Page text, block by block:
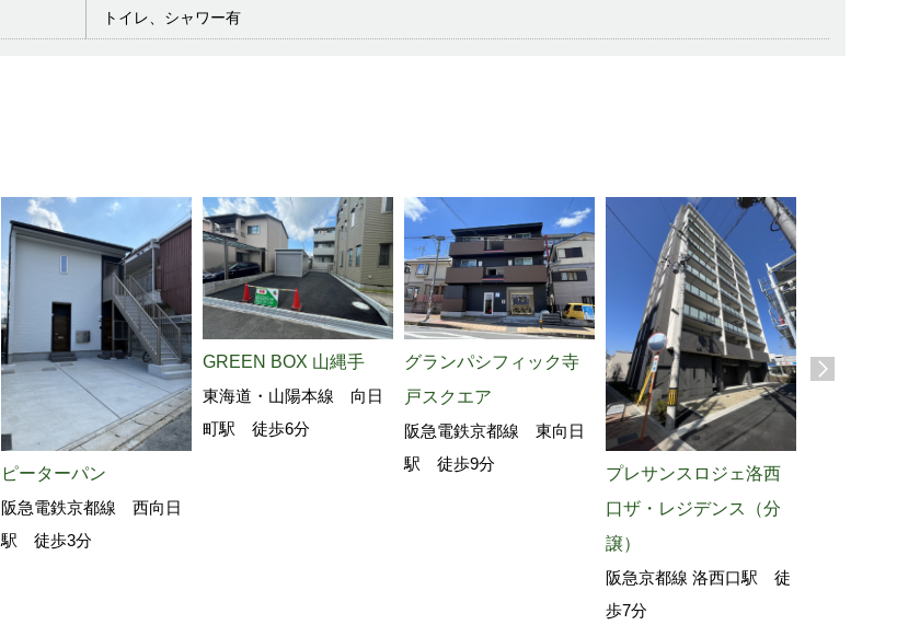
トイレ、シャワー有
ピーターパン
阪急電鉄京都線 西向日
駅 徒歩3分
GREEN BOX 山縄手
東海道・山陽本線 向日
町駅 徒歩6分
グランパシフィック寺
戸スクエア
阪急電鉄京都線 東向日
駅 徒歩9分
プレサンスロジェ洛西
口ザ・レジデンス（分
譲）
阪急京都線 洛西口駅 徒
歩7分
阪急京都